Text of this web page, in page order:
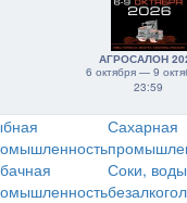
АГРОСАЛОН
6 октября — 9
23:59
Сахарная
Соки,